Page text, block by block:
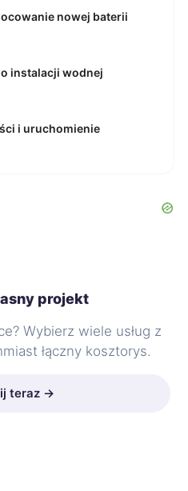
nowej baterii
instalacji wodnej
i uruchomienie
projekt
Wybierz wiele usług z
łączny kosztorys.
teraz →